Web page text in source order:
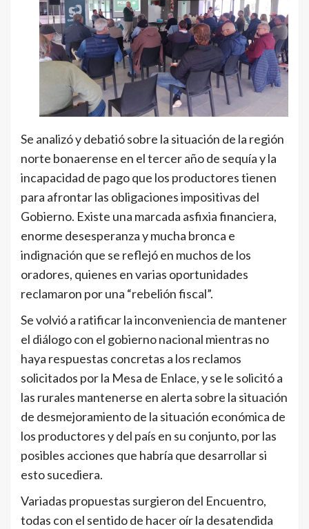
Se analizó y debatió sobre la situación de la región
norte bonaerense en el tercer año de sequía y la
incapacidad de pago que los productores tienen
para afrontar las obligaciones impositivas del
Gobierno. Existe una marcada asfixia financiera,
enorme desesperanza y mucha bronca e
indignación que se reflejó en muchos de los
oradores, quienes en varias oportunidades
reclamaron por una “rebelión fiscal”.
Se volvió a ratificar la inconveniencia de mantener
el diálogo con el gobierno nacional mientras no
haya respuestas concretas a los reclamos
solicitados por la Mesa de Enlace, y se le solicitó a
las rurales mantenerse en alerta sobre la situación
de desmejoramiento de la situación económica de
los productores y del país en su conjunto, por las
posibles acciones que habría que desarrollar si
esto sucediera.
Variadas propuestas surgieron del Encuentro,
todas con el sentido de hacer oír la desatendida